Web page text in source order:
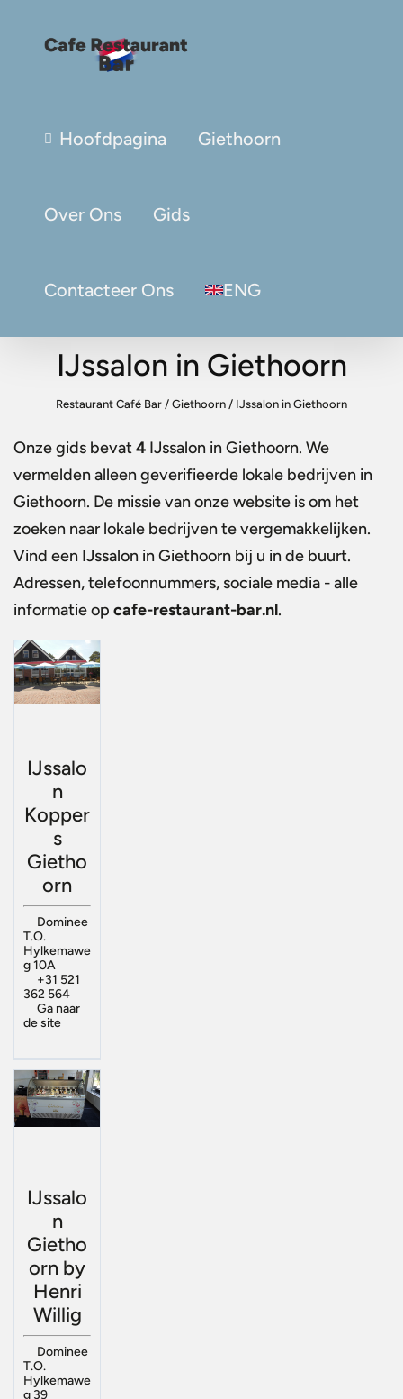
Hoofdpagina Giethoorn
Over Ons Gids
Contacteer Ons ENG
IJssalon in Giethoorn
Restaurant Café Bar / Giethoorn / IJssalon in Giethoorn
Onze gids bevat4 IJssalon in Giethoorn. We
vermelden alleen geverifieerde lokale bedrijven in
Giethoorn. De missie van onze website is om het
zoeken naar lokale bedrijven te vergemakkelijken.
Vind een IJssalon in Giethoorn bij u in de buurt.
Adressen, telefoonnummers, sociale media - alle
informatie op cafe-restaurant-bar.nl.
IJssalo
n
Kopper
s
Gietho
orn
Dominee
T.O.
Hylkemawe
g 10A
+31 521
362 564
Ga naar
de site
IJssalo
n
Gietho
orn by
Henri
Willig
Dominee
T.O.
Hylkemawe
g 39